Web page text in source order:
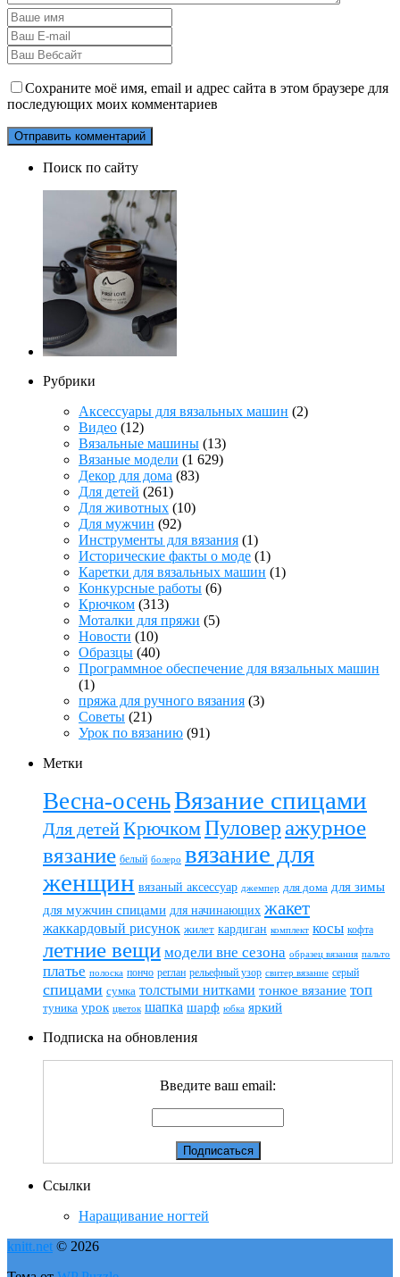
Сохраните моё имя, email и адрес сайта в этом браузере для
последующих моих комментариев
Поиск по сайту
Рубрики
Аксессуары для вязальных машин (2)
Видео (12)
Вязальные машины (13)
Вязаные модели (1 629)
Декор для дома (83)
Для детей (261)
Для животных (10)
Для мужчин (92)
Инструменты для вязания (1)
Исторические факты о моде (1)
Каретки для вязальных машин (1)
Конкурсные работы (6)
Крючком (313)
Моталки для пряжи (5)
Новости (10)
Образцы (40)
Программное обеспечение для вязальных машин
(1)
пряжа для ручного вязания (3)
Советы (21)
Урок по вязанию (91)
Метки
Весна-осеньВязание спицами
Для детейКрючкомПуловер ажурное
вязание белый болеро вязание для
женщин вязаный аксессуар джемпер для дома для зимы
для мужчин спицами для начинающих жакет
жаккардовый рисунок жилет кардиган комплект косы кофта
летние вещи модели вне сезона образец вязания пальто
платье полоска пончо реглан рельефный узор свитер вязание серый
спицами сумка толстыми нитками тонкое вязание топ
туника урок цветок шапка шарф юбка яркий
Подписка на обновления
Введите ваш email:
Ссылки
Наращивание ногтей
knitt.net © 2026